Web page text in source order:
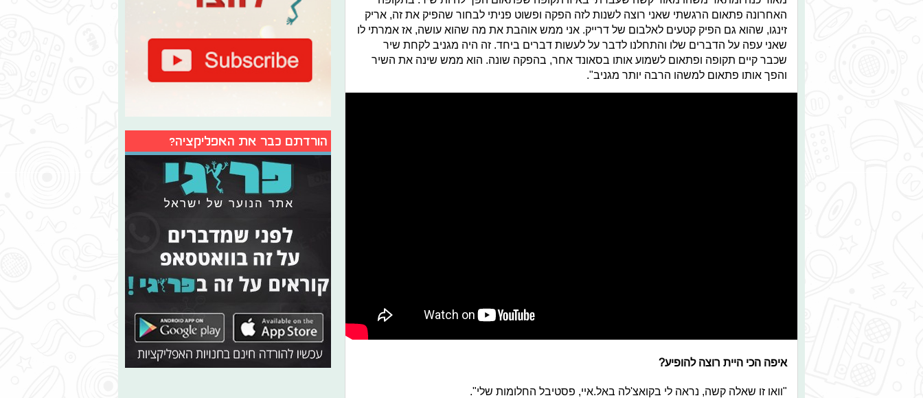
האחרונה פתאום הרגשתי שאני רוצה לשנות לזה הפקה ופשוט פניתי לבחור שהפיק את זה, אריק
זינגו, שהוא גם הפיק קטעים לאלבום של דרייק. אני ממש אוהבת את מה שהוא עושה, אז אמרתי לו
שאני עפה על הדברים שלו והתחלנו לדבר על לעשות דברים ביחד. זה היה מגניב לקחת שיר
שכבר קיים תקופה ופתאום לשמוע אותו בסאונד אחר, בהפקה שונה. הוא ממש שינה את השיר
והפך אותו פתאום למשהו הרבה יותר מגניב".
איפה הכי היית רוצה להופיע?
"וואו זו שאלה קשה, נראה לי בקואצ'לה באל.איי, פסטיבל החלומות שלי".
הורדתם כבר את האפליקציה?